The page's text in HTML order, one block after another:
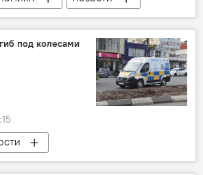
Грузии
под колесами
ДТП